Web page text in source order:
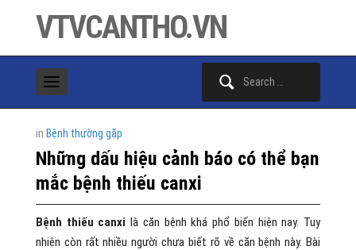
VTVCANTHO.VN
in Bệnh thường gặp
Những dấu hiệu cảnh báo có thể bạn
mắc bệnh thiếu canxi
Bệnh thiếu canxi là căn bệnh khá phổ biến hiện nay. Tuy
nhiên còn rất nhiều người chưa biết rõ về căn bệnh này. Bài